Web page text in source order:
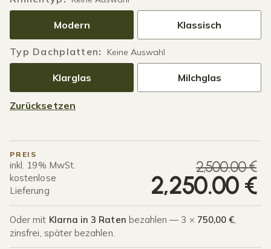
Modern Klassisch
Typ Dachplatten: Keine Auswahl
Klarglas Milchglas
Zurücksetzen
PREIS
inkl. 19% MwSt.
kostenlose
Lieferung
2,500.00€
2,250.00 €
Oder mit Klarna in 3 Raten bezahlen — 3 × 750,00 €,
zinsfrei, später bezahlen.